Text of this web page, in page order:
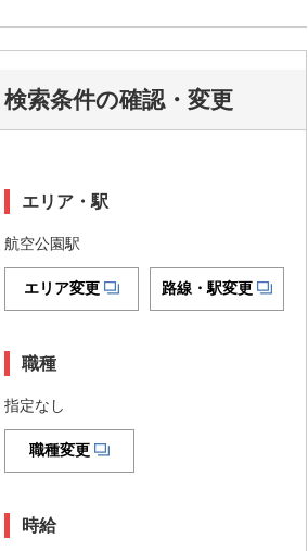
検索条件の確認・変更
エリア・駅
航空公園駅
エリア変更 路線・駅変更
職種
指定なし
職種変更
時給